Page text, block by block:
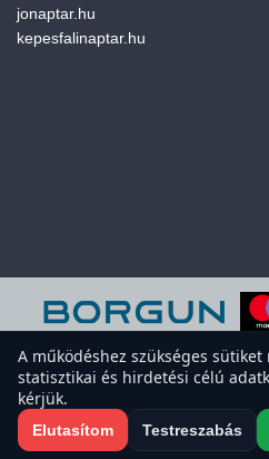
jonaptar.hu
kepesfalinaptar.hu
Süti-beállítások megnyitása
A működéshez szükséges
statisztikai és hirdetési célú
kérjük.
Elutasítom Testreszabás
A weboldal sütiket használ a
Elfogadom